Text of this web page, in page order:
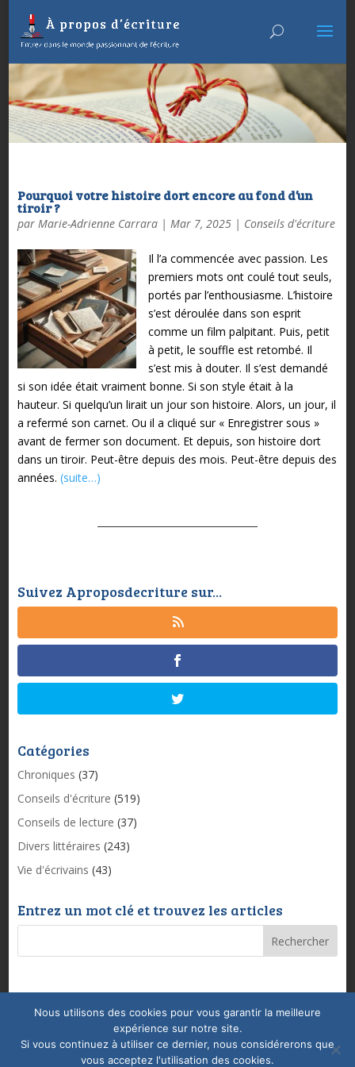
Pourquoi votre histoire dort encore au fond d’un
tiroir ?
par Marie-Adrienne Carrara| Mar 7, 2025| Conseils d'écriture
Il l’a commencée avec passion. Les
premiers mots ont coulé tout seuls,
portés par l’enthousiasme. L’histoire
s’est déroulée dans son esprit
comme un film palpitant. Puis, petit
à petit, le souffle est retombé. Il
s’est mis à douter. Il s’est demandé
si son idée était vraiment bonne. Si son style était à la
hauteur. Si quelqu’un lirait un jour son histoire. Alors, un jour, il
a refermé son carnet. Ou il a cliqué sur « Enregistrer sous »
avant de fermer son document. Et depuis, son histoire dort
dans un tiroir. Peut-être depuis des mois. Peut-être depuis des
années. (suite…)
Suivez Aproposdecriture sur...
Catégories
Chroniques (37)
Conseils d'écriture (519)
Conseils de lecture (37)
Divers littéraires (243)
Vie d'écrivains (43)
Entrez un mot clé et trouvez les articles
Mentions légales & Politique de confidentialité
Conditions Générales de Vente
Coaching
Nous utilisons des cookies pour vous garantir la meilleure
expérience sur notre site.
Si vous continuez à utiliser ce dernier, nous considérerons que
vous acceptez l'utilisation des cookies.